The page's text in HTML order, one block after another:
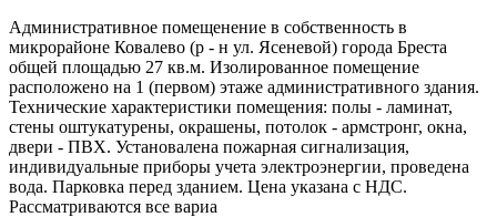
Административное помещенение в собственность в
микрорайоне Ковалево (р - н ул. Ясеневой) города Бреста
общей площадью 27 кв.м. Изолированное помещение
расположено на 1 (первом) этаже административного здания.
Технические характеристики помещения: полы - ламинат,
стены оштукатурены, окрашены, потолок - армстронг, окна,
двери - ПВХ. Установалена пожарная сигнализация,
индивидуальные приборы учета электроэнергии, проведена
вода. Парковка перед зданием. Цена указана с НДС.
Рассматриваются все вариа